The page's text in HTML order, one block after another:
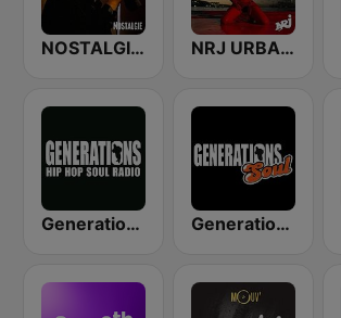
NOSTALGIE FUNK NRJ URBAN HITS
Generations FM Generations Soul